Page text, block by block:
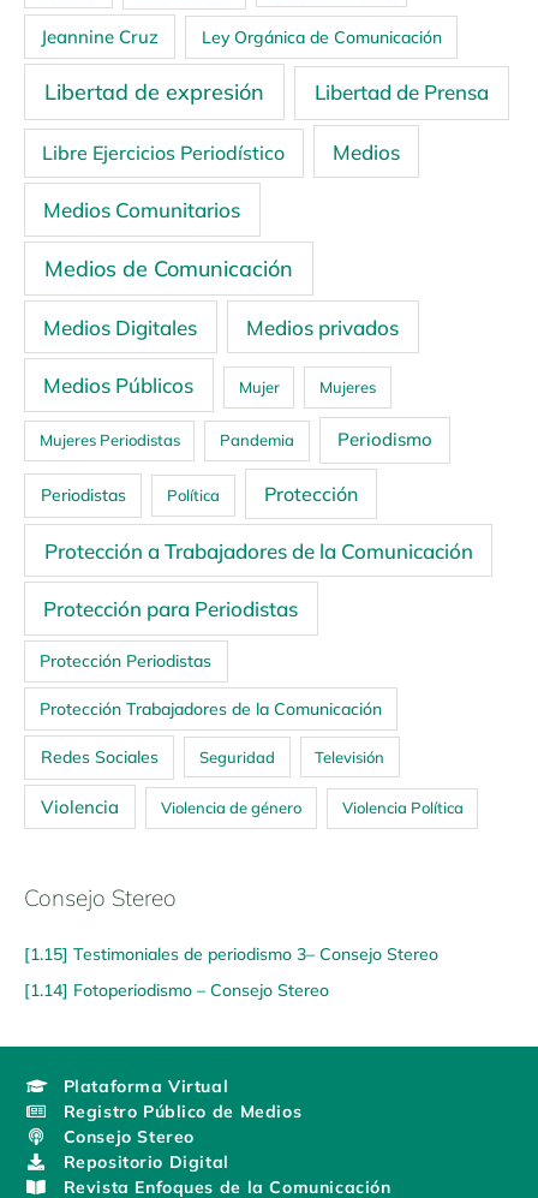
Jeannine Cruz Ley Orgánica de Comunicación
Libertad de expresión Libertad de Prensa
Libre Ejercicios Periodístico Medios
Medios Comunitarios
Medios de Comunicación
Medios Digitales Medios privados
Medios Públicos Mujer Mujeres
Mujeres Periodistas Pandemia Periodismo
Periodistas Política Protección
Protección a Trabajadores de la Comunicación
Protección para Periodistas
Protección Periodistas
Protección Trabajadores de la Comunicación
Redes Sociales Seguridad Televisión
Violencia Violencia de género Violencia Política
Consejo Stereo
[1.15] Testimoniales de periodismo 3– Consejo Stereo
[1.14] Fotoperiodismo – Consejo Stereo
Plataforma Virtual
Registro Público de Medios
Consejo Stereo
Repositorio Digital
Revista Enfoques de la Comunicación